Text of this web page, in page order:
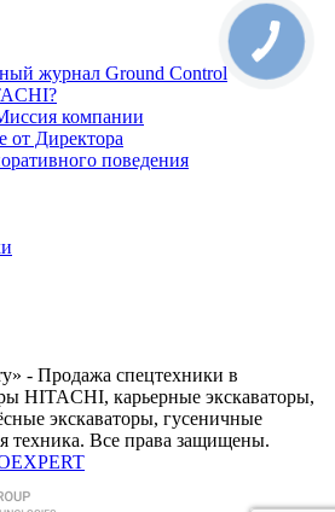
журнал Ground Control
компании
от Директора
поведения
- Продажа спецтехники в
HITACHI, карьерные экскаваторы,
экскаваторы, гусеничные
техника. Все права защищены.